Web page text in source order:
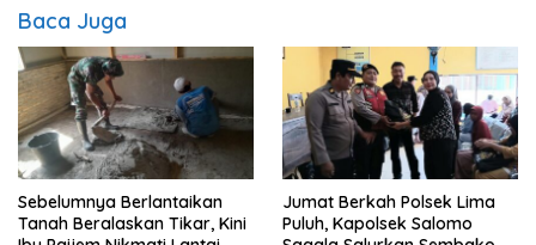
Baca Juga
Sebelumnya Berlantaikan
Tanah Beralaskan Tikar, Kini
Jumat Berkah Polsek Lima
Puluh, Kapolsek Salomo